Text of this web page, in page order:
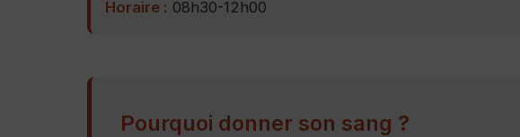
Horaire : 08h30-12h00
Pourquoi donner son sang ?